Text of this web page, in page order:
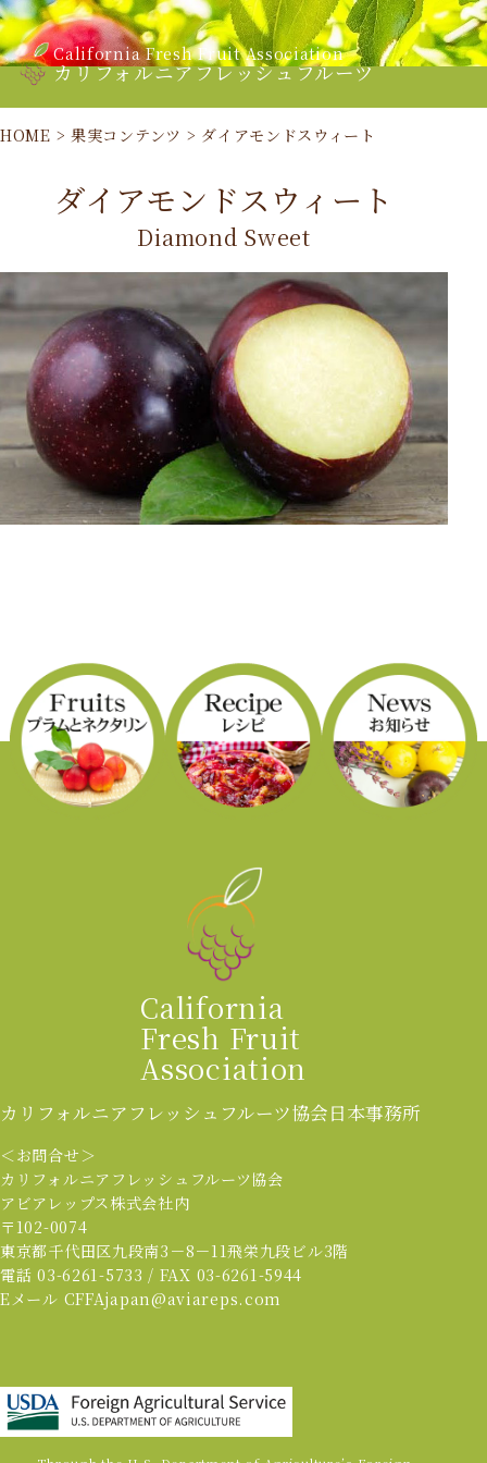
California Fresh Fruit Association
カリフォルニアフレッシュフルーツ
HOME > 果実コンテンツ > ダイアモンドスウィート
ダイアモンドスウィート
Diamond Sweet
California
Fresh Fruit
Association
カリフォルニアフレッシュフルーツ協会日本事務所
＜お問合せ＞
カリフォルニアフレッシュフルーツ協会
アビアレップス株式会社内
〒102-0074
東京都千代田区九段南3－8－11飛栄九段ビル3階
電話 03-6261-5733 / FAX 03-6261-5944
Eメール CFFAjapan@aviareps.com